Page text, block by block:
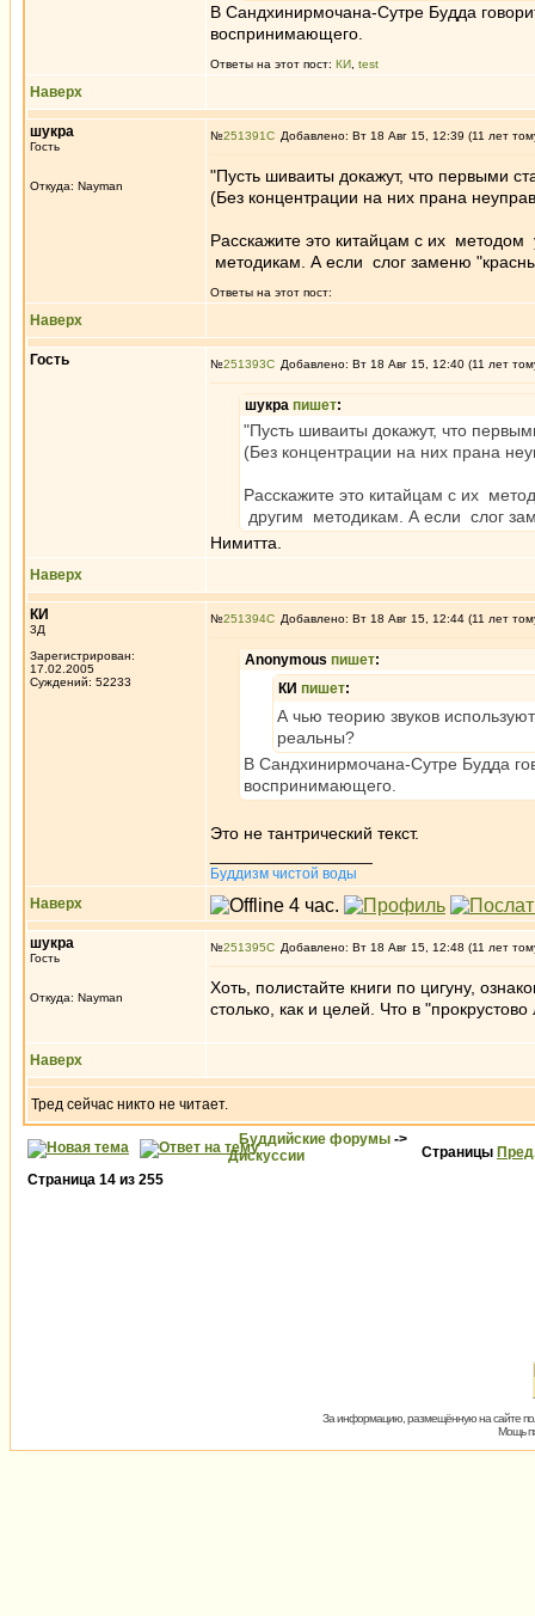
В Сандхинирмочана-Сутре Будда
воспринимающего.
Ответы на этот пост: КИ test
Наверх
шукра
Гость
Откуда: Nayman
№251391 Добавлено: Вт 18 Авг 15, 12:39 (11 лет
"Пусть шиваиты докажут, что первыми
(Без концентрации на них прана
Расскажите это китайцам с их
методикам. А если слог заменю
Ответы на этот пост:
Наверх
Гость №251393 Добавлено: Вт 18 Авг 15, 12:40 (11 лет
шукра пишет:
"Пусть шиваиты докажут, что
(Без концентрации на них прана
Расскажите это китайцам с их
другим методикам. А если слог
Нимитта.
Наверх
КИ
3Д
Зарегистрирован:
17.02.2005
Суждений: 52233
№251394 Добавлено: Вт 18 Авг 15, 12:44 (11 лет
Anonymous пишет:
КИ пишет:
А чью теорию звуков
реальны?
В Сандхинирмочана-Сутре Будда
воспринимающего.
Это не тантрический текст.
Буддизм чистой воды
Наверх
шукра
Гость
Откуда: Nayman
№251395 Добавлено: Вт 18 Авг 15, 12:48 (11 лет
Хоть, полистайте книги по цигуну,
столько, как и целей. Что в
Наверх
Тред сейчас никто не читает.
Буддийские форумы ->
Дискуссии
Страницы
Страница 14 из 255
За информацию, размещённую на сайте
Мощь